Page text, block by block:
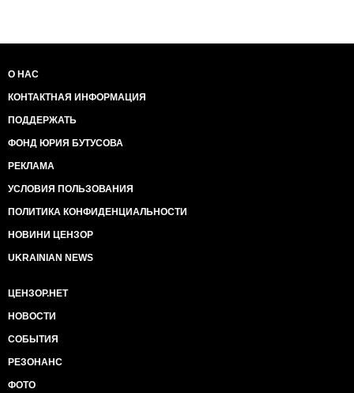
О НАС
КОНТАКТНАЯ ИНФОРМАЦИЯ
ПОДДЕРЖАТЬ
ФОНД ЮРИЯ БУТУСОВА
РЕКЛАМА
УСЛОВИЯ ПОЛЬЗОВАНИЯ
ПОЛИТИКА КОНФИДЕНЦИАЛЬНОСТИ
НОВИНИ ЦЕНЗОР
UKRAINIAN NEWS
ЦЕНЗОР.НЕТ
НОВОСТИ
СОБЫТИЯ
РЕЗОНАНС
ФОТО